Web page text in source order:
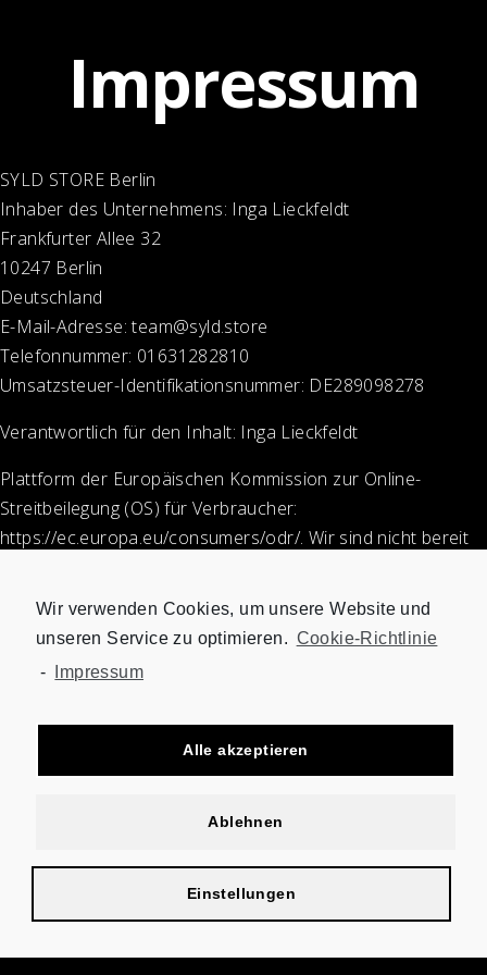
Impressum
SYLD STORE Berlin
Inhaber des Unternehmens: Inga Lieckfeldt
Frankfurter Allee 32
10247 Berlin
Deutschland
E-Mail-Adresse:team@syld.store
Telefonnummer: 01631282810
Umsatzsteuer-Identifikationsnummer: DE289098278
Verantwortlich für den Inhalt: Inga Lieckfeldt
Plattform der Europäischen Kommission zur Online-
Streitbeilegung (OS) für Verbraucher:
https://ec.europa.eu/consumers/odr/. Wir sind nicht bereit
vor einer Verbraucherschlichtungsstelle teilzunehmen.
Datenauszug
Wir verwenden Cookies, um unsere Website und
unseren Service zu optimieren. Cookie-Richtlinie
-
Impressum
Alle akzeptieren
Ablehnen
Einstellungen